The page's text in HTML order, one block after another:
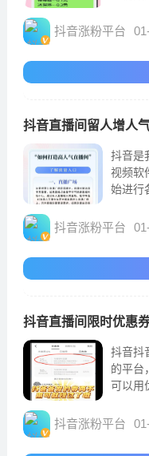
抖音涨粉平台
抖音直播间留人增人
抖音是
视频软
始进行
抖音涨粉平台
抖音直播间限时优惠
抖音抖
的平台
可以用
多伙伴
抖音涨粉平台